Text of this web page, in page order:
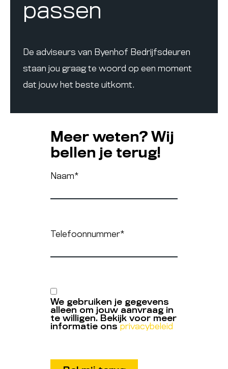
passen
De adviseurs van Byenhof Bedrijfsdeuren
staan jou graag te woord op een moment
dat jouw het beste uitkomt.
Meer weten? Wij
bellen je terug!
Naam*
Telefoonnummer*
We gebruiken je gegevens
alleen om jouw aanvraag in
te willigen. Bekijk voor meer
informatie ons privacybeleid